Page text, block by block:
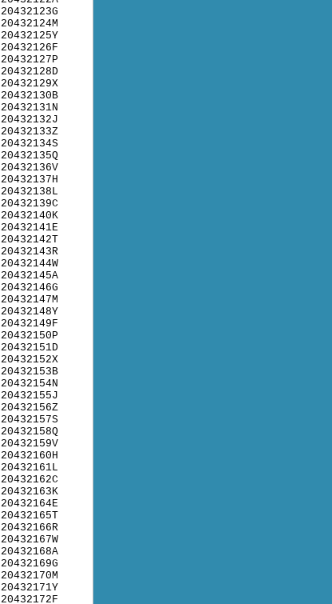
20432123G
20432124M
20432125Y
20432126F
20432127P
20432128D
20432129X
20432130B
20432131N
20432132J
20432133Z
20432134S
20432135Q
20432136V
20432137H
20432138L
20432139C
20432140K
20432141E
20432142T
20432143R
20432144W
20432145A
20432146G
20432147M
20432148Y
20432149F
20432150P
20432151D
20432152X
20432153B
20432154N
20432155J
20432156Z
20432157S
20432158Q
20432159V
20432160H
20432161L
20432162C
20432163K
20432164E
20432165T
20432166R
20432167W
20432168A
20432169G
20432170M
20432171Y
20432172F